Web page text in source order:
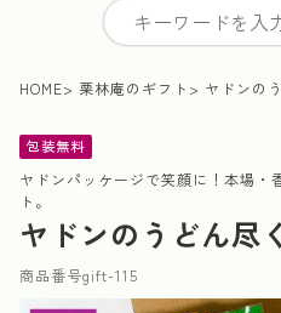
HOME 栗林庵のギフト ヤドンの
包装無料
ヤドンパッケージで笑顔に！本場・
ト。
ヤドンのうどん尽
商品番号gift-115